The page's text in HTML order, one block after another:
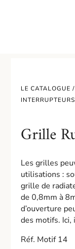
LE CATALOGUE
INTERRUPTEURS
Grille
Les grilles
utilisations :
grille de
de 0,8mm à
d’ouverture
des motifs. Ici,
Réf. Motif 14